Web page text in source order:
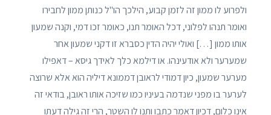
ולפרוע לו ממון זה לזמן קבוע, הילכך הו"ל כנותן ממון לחבירו
ואומר תנהו לפלוני, דכל האומר תנו, כאומר זכו דמי, וקנה שמעון
אותו ממון […] ואולי יהיה הדין כסברא זו דקני שמעון אחר
שמערער ולא אודעינהו. או דילמא כלך לאידך גיסא – דאפילו
מערער שמעון, כיון דמודי לראובן דממונא דיליה הוא אלא שרוצה
לערער בו מפני שנדמה בעיניו כמו שזיכה אותו ראובן, בודאי זה
אינו כלום, דכיון דאמר כתבו ותנו לו השטר, הרי זה גילה דעתו